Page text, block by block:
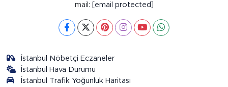
mail: [email protected]
İstanbul Nöbetçi Eczaneler
İstanbul Hava Durumu
İstanbul Trafik Yoğunluk Haritası